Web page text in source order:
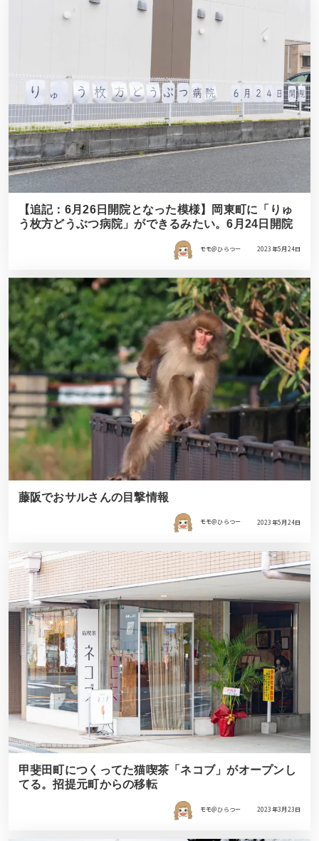
【追記：6月26日開院となった模様】岡東町に「りゅ
う枚方どうぶつ病院」ができるみたい。6月24日開院
モモ＠ひらつー 2023年5月24日
藤阪でおサルさんの目撃情報
モモ＠ひらつー 2023年5月24日
甲斐田町につくってた猫喫茶「ネコブ」がオープンし
てる。招提元町からの移転
モモ＠ひらつー 2023年3月23日